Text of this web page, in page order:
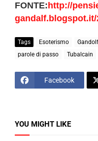
FONTE: http://
gandalf.blogspot.it/
Tags Esoterismo
parole di passo
Tubalcain
Facebook
YOU MIGHT LIKE